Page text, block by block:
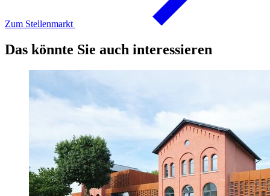
Zum Stellenmarkt
Das könnte Sie auch interessieren